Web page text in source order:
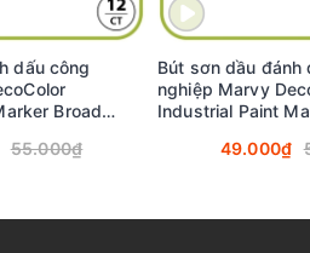
BẬT CỦA DÒNG BÚT
cứng cáp: Giúp viết, vẽ và
Xylene cao cấp: Mực đậm màu,
dấu công
Broad
55.000₫
Bút sơn dầu đánh
nghiệp Marvy
Industrial Paint
49.000₫